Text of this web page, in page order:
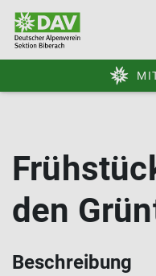
den
Beschreibung